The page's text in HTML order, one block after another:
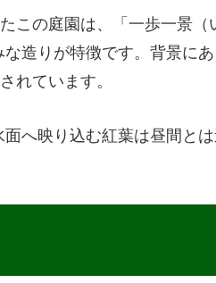
この庭園は、「一歩一景（
造りが特徴です。背景に
れています。
へ映り込む紅葉は昼間と